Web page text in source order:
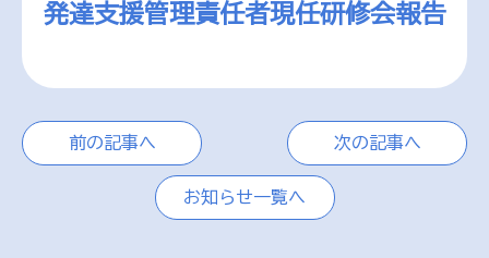
発達支援管理責任者現任研修会報告
前の記事へ
お知らせ一覧へ
次の記事へ